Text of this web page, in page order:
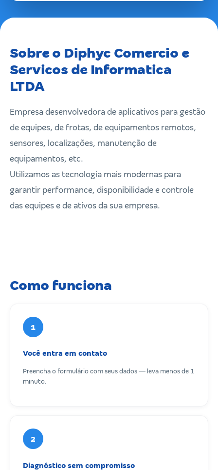
Sobre o Diphyc Comercio e
Servicos de Informatica
LTDA
Empresa desenvolvedora de aplicativos para gestão
de equipes, de frotas, de equipamentos remotos,
sensores, localizações, manutenção de
equipamentos, etc.
Utilizamos as tecnologia mais modernas para
garantir performance, disponibilidade e controle
das equipes e de ativos da sua empresa.
Como funciona
1
Você entra em contato
Preencha o formulário com seus dados — leva menos de 1
minuto.
2
Diagnóstico sem compromisso